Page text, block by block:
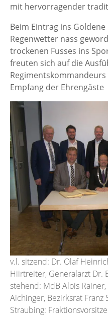
mit hervorragender
Beim Eintrag ins
Regenwetter nass
trockenen Fusses ins
freuten sich auf die
Empfang der Ehrengäste
v.l. sitzend: Dr. Olaf
Hiirtreiter, Generalarzt Dr.
stehend: MdB Alois
Aichinger, Bezirksrat
Straubing: